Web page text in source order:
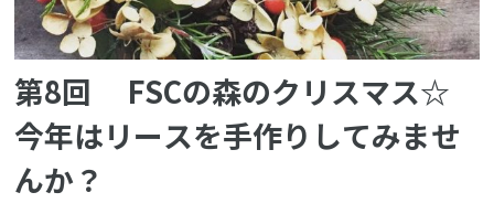
第8回 FSCの森のクリスマス☆
今年はリースを手作りしてみませ
んか？